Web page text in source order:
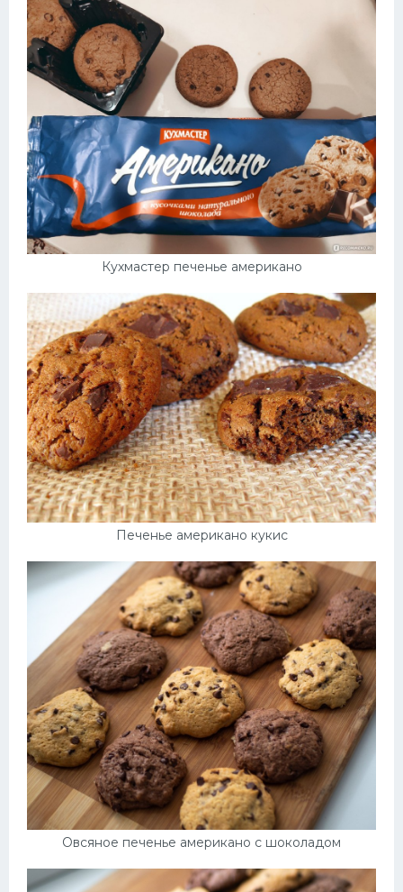
Кухмастер печенье американо
Печенье американо кукис
Овсяное печенье американо с шоколадом